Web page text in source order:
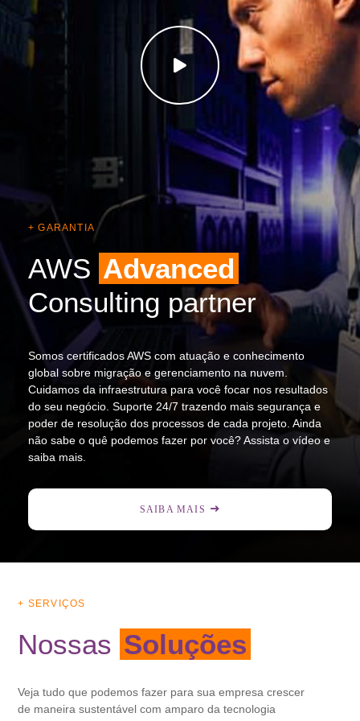
+ GARANTIA
AWS Advanced
Consulting partner
Somos certificados AWS com atuação e conhecimento
global sobre migração e gerenciamento na nuvem.
Cuidamos da infraestrutura para você focar nos resultados
do seu negócio. Suporte 24/7 trazendo mais segurança e
poder de resolução dos processos de cada projeto. Ainda
não sabe o quê podemos fazer por você? Assista o vídeo e
saiba mais.
SAIBA MAIS
+ SERVIÇOS
Nossas Soluções
Veja tudo que podemos fazer para sua empresa crescer
de maneira sustentável com amparo da tecnologia